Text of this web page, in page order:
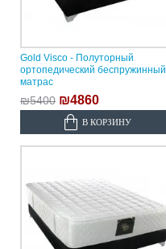
Gold Visco - Полуторный
ортопедический беспружинный
матрас
₪5400 ₪4860
В КОРЗИНУ